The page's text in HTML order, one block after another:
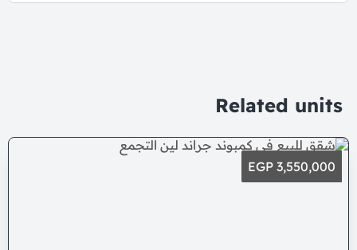
Related units
3,550,000 EGP